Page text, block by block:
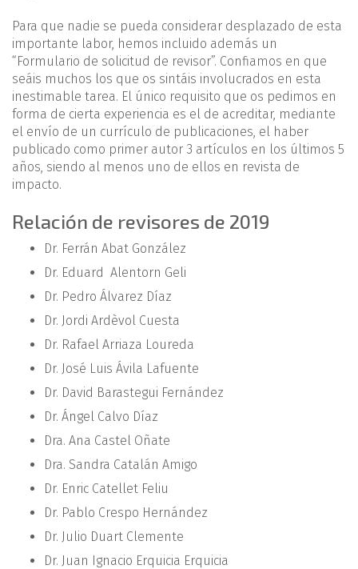
Para que nadie se pueda considerar desplazado de esta
importante labor, hemos incluido además un
“Formulario de solicitud de revisor”. Confiamos en que
seáis muchos los que os sintáis involucrados en esta
inestimable tarea. El único requisito que os pedimos en
forma de cierta experiencia es el de acreditar, mediante
el envío de un currículo de publicaciones, el haber
publicado como primer autor 3 artículos en los últimos 5
años, siendo al menos uno de ellos en revista de
impacto.
Relación de revisores de 2019
Dr. Ferrán Abat González
Dr. Eduard Alentorn Geli
Dr. Pedro Álvarez Díaz
Dr. Jordi Ardèvol Cuesta
Dr. Rafael Arriaza Loureda
Dr. José Luis Ávila Lafuente
Dr. David Barastegui Fernández
Dr. Ángel Calvo Díaz
Dra. Ana Castel Oñate
Dra. Sandra Catalán Amigo
Dr. Enric Catellet Feliu
Dr. Pablo Crespo Hernández
Dr. Julio Duart Clemente
Dr. Juan Ignacio Erquicia Erquicia